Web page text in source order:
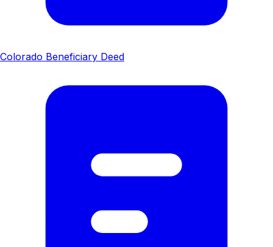
Colorado Beneficiary Deed